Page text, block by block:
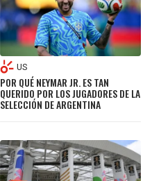
US
POR QUÉ NEYMAR JR. ES TAN
QUERIDO POR LOS JUGADORES DE LA
SELECCIÓN DE ARGENTINA